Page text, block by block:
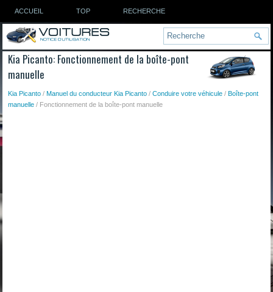
ACCUEIL TOP RECHERCHE
Kia Picanto: Fonctionnement de la boîte-pont
manuelle
Kia Picanto /Manuel du conducteur Kia Picanto /Conduire votre véhicule /Boîte-pont
manuelle / Fonctionnement de la boîte-pont manuelle